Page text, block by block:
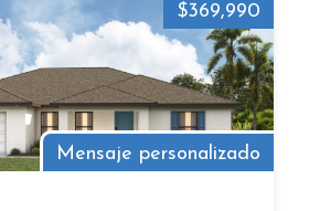
Mensaje personalizado
$369,990